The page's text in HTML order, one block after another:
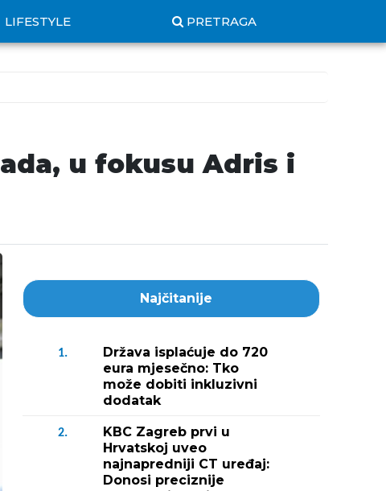
LIFESTYLE PRETRAGA
u fokusu Adris i
Najčitanije
1.
Država isplaćuje do 720
eura mjesečno: Tko
može dobiti inkluzivni
dodatak
2.
KBC Zagreb prvi u
Hrvatskoj uveo
najnapredniji CT uređaj:
Donosi preciznije